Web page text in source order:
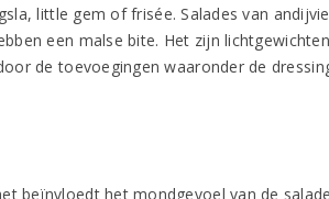
little gem of frisée. Salades van
een malse bite. Het zijn
de toevoegingen waaronder de
beïnvloedt het mondgevoel van de